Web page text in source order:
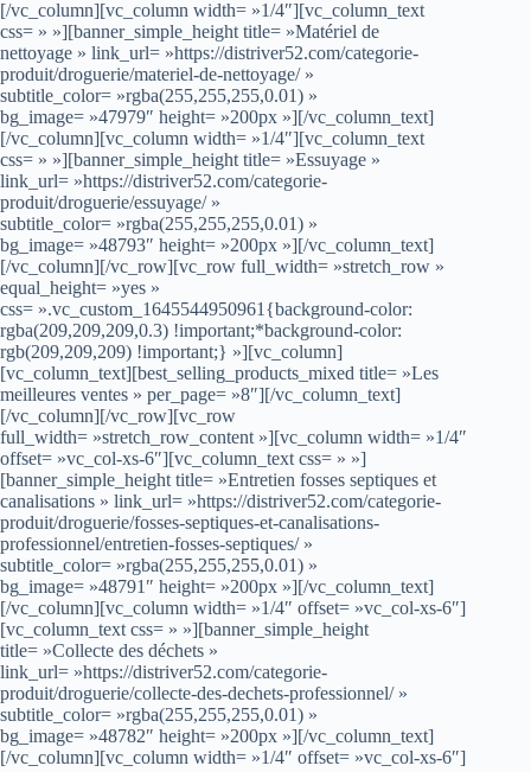
[/vc_column][vc_column width= »1/4″][vc_column_text
css= » »][banner_simple_height title= »Matériel de
nettoyage » link_url= »https://distriver52.com/categorie-
produit/droguerie/materiel-de-nettoyage/ »
subtitle_color= »rgba(255,255,255,0.01) »
bg_image= »47979″ height= »200px »][/vc_column_text]
[/vc_column][vc_column width= »1/4″][vc_column_text
css= » »][banner_simple_height title= »Essuyage »
link_url= »https://distriver52.com/categorie-
produit/droguerie/essuyage/ »
subtitle_color= »rgba(255,255,255,0.01) »
bg_image= »48793″ height= »200px »][/vc_column_text]
[/vc_column][/vc_row][vc_row full_width= »stretch_row »
equal_height= »yes »
css= ».vc_custom_1645544950961{background-color:
rgba(209,209,209,0.3) !important;*background-color:
rgb(209,209,209) !important;} »][vc_column]
[vc_column_text][best_selling_products_mixed title= »Les
meilleures ventes » per_page= »8″][/vc_column_text]
[/vc_column][/vc_row][vc_row
full_width= »stretch_row_content »][vc_column width= »1/4″
offset= »vc_col-xs-6″][vc_column_text css= » »]
[banner_simple_height title= »Entretien fosses septiques et
canalisations » link_url= »https://distriver52.com/categorie-
produit/droguerie/fosses-septiques-et-canalisations-
professionnel/entretien-fosses-septiques/ »
subtitle_color= »rgba(255,255,255,0.01) »
bg_image= »48791″ height= »200px »][/vc_column_text]
[/vc_column][vc_column width= »1/4″ offset= »vc_col-xs-6″]
[vc_column_text css= » »][banner_simple_height
title= »Collecte des déchets »
link_url= »https://distriver52.com/categorie-
produit/droguerie/collecte-des-dechets-professionnel/ »
subtitle_color= »rgba(255,255,255,0.01) »
bg_image= »48782″ height= »200px »][/vc_column_text]
[/vc_column][vc_column width= »1/4″ offset= »vc_col-xs-6″]